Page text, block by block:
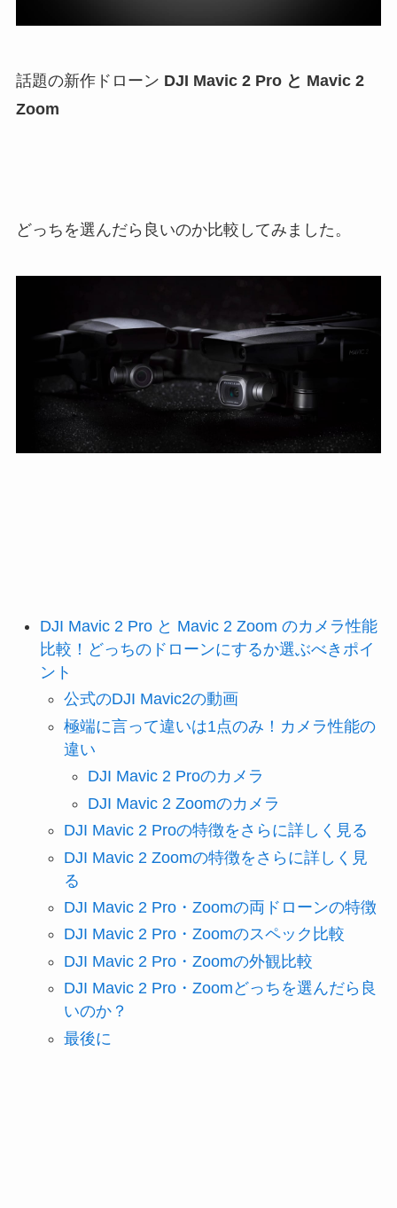
話題の新作ドローン DJI Mavic 2 Pro と Mavic 2
Zoom
どっちを選んだら良いのか比較してみました。
DJI Mavic 2 Pro と Mavic 2 Zoom のカメラ性能
比較！どっちのドローンにするか選ぶべきポイ
ント
公式のDJI Mavic2の動画
極端に言って違いは1点のみ！カメラ性能の
違い
DJI Mavic 2 Proのカメラ
DJI Mavic 2 Zoomのカメラ
DJI Mavic 2 Proの特徴をさらに詳しく見る
DJI Mavic 2 Zoomの特徴をさらに詳しく見
る
DJI Mavic 2 Pro・Zoomの両ドローンの特徴
DJI Mavic 2 Pro・Zoomのスペック比較
DJI Mavic 2 Pro・Zoomの外観比較
DJI Mavic 2 Pro・Zoomどっちを選んだら良
いのか？
最後に